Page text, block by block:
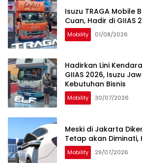
Isuzu TRAGA Mobile
Cuan, Hadir di GIIAS
Mobility 01/08/2026
Hadirkan Lini
GIIAS 2026, Isuzu
Kebutuhan Bisnis
Mobility 30/07/2026
Meski di Jakarta
Tetap akan Diminati,
Mobility 29/07/2026